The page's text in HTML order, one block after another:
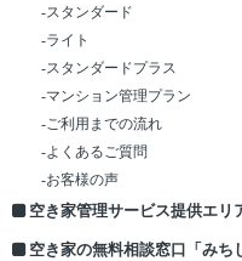
-スタンダード
-ライト
-スタンダードプラス
-マンション管理プラン
-ご利用までの流れ
-よくあるご質問
-お客様の声
空き家管理サービス提供エリ
空き家の無料相談窓口「みち